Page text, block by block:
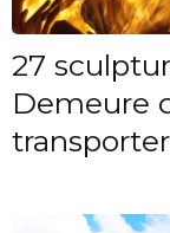
27
Demeure